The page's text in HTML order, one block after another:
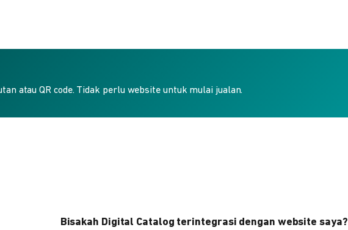
atau QR code. Tidak perlu website untuk mulai jualan.
Bisakah Digital Catalog terintegrasi dengan website saya?